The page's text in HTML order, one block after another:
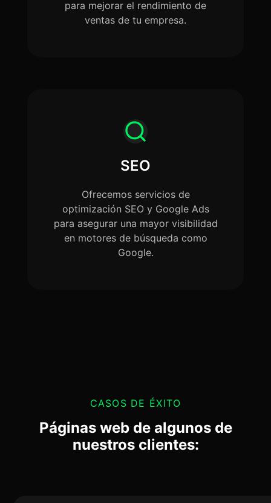
para mejorar el rendimiento de
ventas de tu empresa.
SEO
Ofrecemos servicios de
optimización SEO y Google Ads
para asegurar una mayor visibilidad
en motores de búsqueda como
Google.
CASOS DE ÉXITO
Páginas web de algunos de
nuestros clientes: